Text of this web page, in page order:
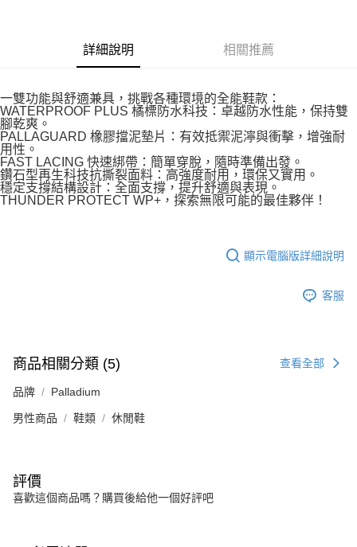
詳細說明 相關推薦
一雙功能與舒適兼具，挑戰各種環境的全能鞋款：
WATERPROOF PLUS 橘標防水科技：卓越防水性能，保持雙
腳乾爽。
PALLAGUARD 橡膠擋泥墊片：有效抵禦泥濘與衝擊，增強耐
用性。
FAST LACING 快速綁帶：簡單穿脫，隨時準備出發。
鑽石型再生科技抗撕裂面料：高強度耐用，環保又實用。
穩定支撐結構設計：全面支撐，提升舒適與表現。
THUNDER PROTECT WP+，探索無限可能的最佳夥伴！
顯示電腦版詳細說明
客服
商品相關分類 (5) 查看全部
品牌 Palladium
男性商品 鞋類 休閒鞋
評價
喜歡這個商品嗎？購買後給他一個好評吧